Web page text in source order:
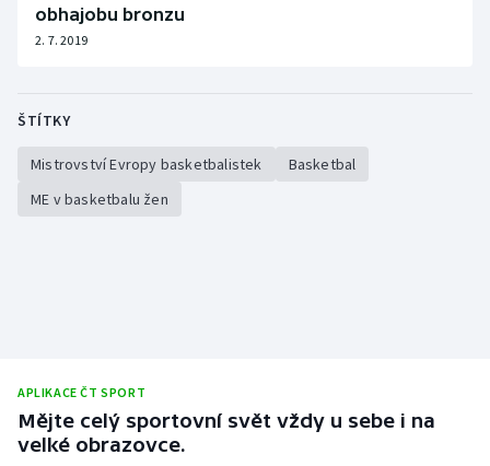
obhajobu bronzu
2. 7. 2019
ŠTÍTKY
Mistrovství Evropy basketbalistek
Basketbal
ME v basketbalu žen
APLIKACE ČT SPORT
Mějte celý sportovní svět vždy u sebe i na
velké obrazovce.